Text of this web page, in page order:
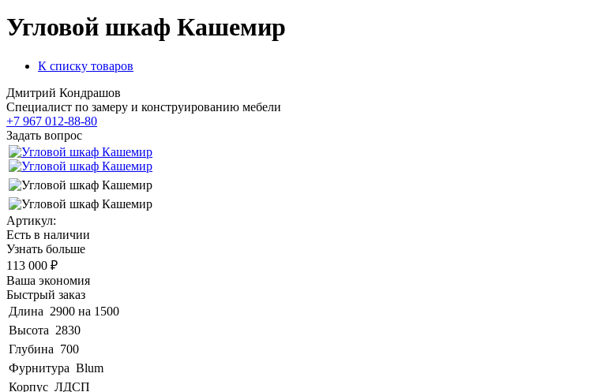
Угловой шкаф Кашемир
К списку товаров
Дмитрий Кондрашов
Специалист по замеру и конструированию мебели
+7 967 012-88-80
Задать вопрос
Артикул:
Есть в наличии
Узнать больше
113 000 ₽
Ваша экономия
Быстрый заказ
Длина 2900 на 1500
Высота 2830
Глубина 700
Фурнитура Blum
Корпус ЛДСП